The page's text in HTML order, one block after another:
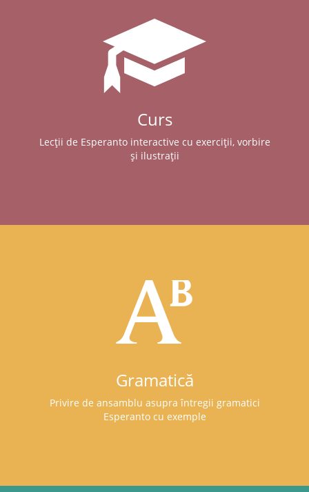
Curs
Lecții de Esperanto interactive cu exerciții, vorbire
și ilustrații
Gramatică
Privire de ansamblu asupra întregii gramatici
Esperanto cu exemple